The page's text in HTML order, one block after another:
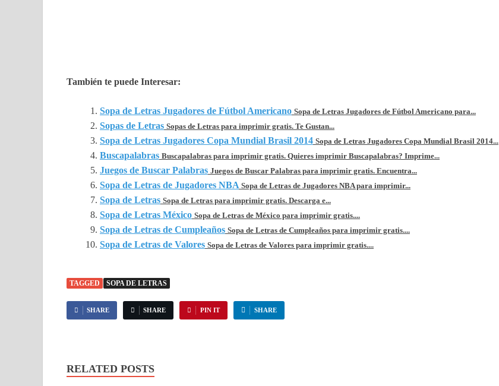
También te puede Interesar:
Sopa de Letras Jugadores de Fútbol Americano Sopa de Letras Jugadores de Fútbol Americano para...
Sopas de Letras Sopas de Letras para imprimir gratis. Te Gustan...
Sopa de Letras Jugadores Copa Mundial Brasil 2014 Sopa de Letras Jugadores Copa Mundial Brasil 2014...
Buscapalabras Buscapalabras para imprimir gratis. Quieres imprimir Buscapalabras? Imprime...
Juegos de Buscar Palabras Juegos de Buscar Palabras para imprimir gratis. Encuentra...
Sopa de Letras de Jugadores NBA Sopa de Letras de Jugadores NBA para imprimir...
Sopa de Letras Sopa de Letras para imprimir gratis. Descarga e...
Sopa de Letras México Sopa de Letras de México para imprimir gratis....
Sopa de Letras de Cumpleaños Sopa de Letras de Cumpleaños para imprimir gratis....
Sopa de Letras de Valores Sopa de Letras de Valores para imprimir gratis....
TAGGED SOPA DE LETRAS
SHARE SHARE PIN IT SHARE
RELATED POSTS